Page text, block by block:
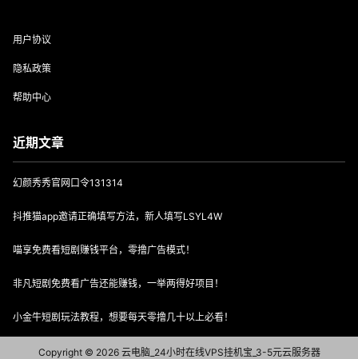
用户协议
隐私政策
帮助中心
近期文章
幻颜秀秀官网口令131314
抖推猫app邀请正确填写方法，新人填写LSYL4W
喵享免费看短剧赚钱平台，零撸广告模式！
非凡短剧免费看广告还能赚钱，一举两得好项目！
小金牛短剧玩法教程，想要每天零撸几十以上必看！
Copyright © 2026云电脑_24小时在线VPS挂机宝_3-5元云服务器